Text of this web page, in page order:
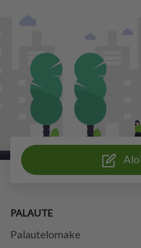
PALAUTE
Palautelomake